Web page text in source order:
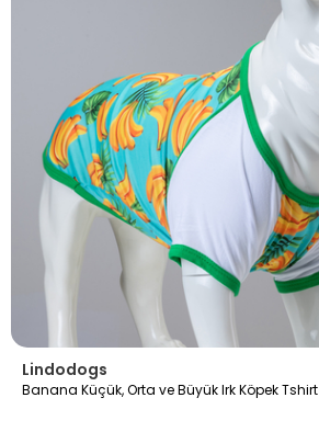
Lindodogs
Banana Küçük, Orta ve Büyük Irk Köpek Tshirt